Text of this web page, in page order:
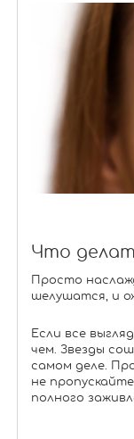
Что
Просто
шелушатся, и
Если все
чем. Звезды
самом деле.
не
полного